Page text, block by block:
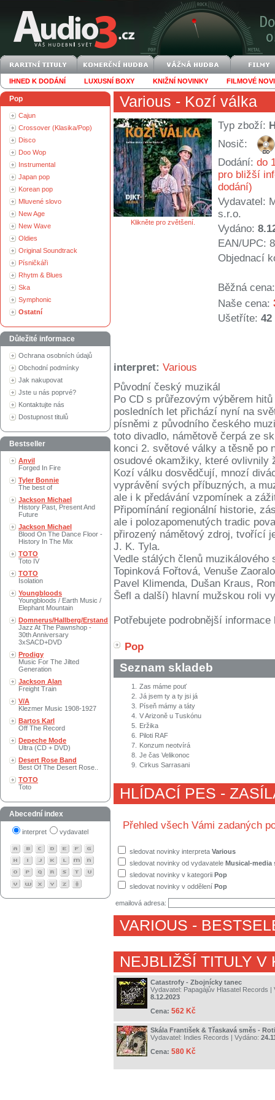
IHNED K DODÁNÍ LUXUSNÍ BOXY KNIŽNÍ NOVINKY FILMOVÉ
Pop
Cajun
Crossover (Klasika/Pop)
Disco
Doo Wop
Instrumental
Japan pop
Korean pop
Mluvené slovo
New Age
New Wave
Oldies
Original Soundtrack
Písničkáři
Rhytm & Blues
Ska
Symphonic
Ostatní
Důležité informace
Ochrana osobních údajů
Obchodní podmínky
Jak nakupovat
Jste u nás poprvé?
Kontaktujte nás
Dostupnost titulů
Bestseller
Anvil
Forged In Fire
Tyler Bonnie
The best of
Jackson Michael
History Past, Present And
Future
Jackson Michael
Blood On The Dance Floor -
History In The Mix
TOTO
Toto IV
TOTO
Isolation
Youngbloods
Youngbloods / Earth Music /
Elephant Mountain
Domnerus/Hallberg/Erstand
Jazz At The Pawnshop -
30th Anniversary
3xSACD+DVD
Prodigy
Music For The Jilted
Generation
Jackson Alan
Freight Train
V/A
Klezmer Music 1908-1927
Bartos Karl
Off The Record
Depeche Mode
Ultra (CD + DVD)
Desert Rose Band
Best Of The Desert Rose..
TOTO
Toto
Abecední index
interpret vydavatel
Various - Kozí válka
Klikněte pro zvětšení.
Typ zboží:
Nosič:
Dodání: do
pro bližší
dodání)
Vydavatel:
s.r.o.
Vydáno:
EAN/UPC:
Objednací
Běžná cena:
Naše cena:
Ušetříte: 42
interpret: Various
Původní český muzikál
Po CD s průřezovým výběrem
posledních let přichází nyní na
písněmi z původního českého
toto divadlo, námětově čerpá ze
konci 2. světové války a těsně po
osudové okamžiky, které
Kozí válku dosvědčují, mnozí
vyprávění svých příbuzných, a
ale i k předávání vzpomínek a
Připomínání regionální historie,
ale i polozapomenutých tradic
přirozený námětový zdroj, tvořící
J. K. Tyla.
Vedle stálých členů muzikálového
Topinková Fořtová, Venuše
Pavel Klimenda, Dušan Kraus,
Šefl a další) hlavní mužskou roli
Potřebujete podrobnější
Pop
Seznam skladeb
1.
Zas máme pouť
2. Já jsem ty a ty jsi já
3.
Píseň mámy a táty
4. V Arizoně u Tuskónu
5.
Eržika
6.
Piloti RAF
7.
Konzum neotvírá
8. Je čas Velikonoc
9. Cirkus Sarrasani
HLÍDACÍ PES -
Přehled všech Vámi zadaných
sledovat novinky interpreta Various
sledovat novinky od vydavatele Musical-media
sledovat novinky v kategorii Pop
sledovat novinky v oddělení Pop
emailová adresa:
VARIOUS -
NEJBLIŽŠÍ TITULY V
Catastrofy - Zbojnícky tanec
Vydavatel: Papagájův Hlasatel Records |
8.12.2023
Cena: 562 Kč
Skála František & Třaskavá směs -
Vydavatel: Indies Records | Vydáno:
Cena: 580 Kč